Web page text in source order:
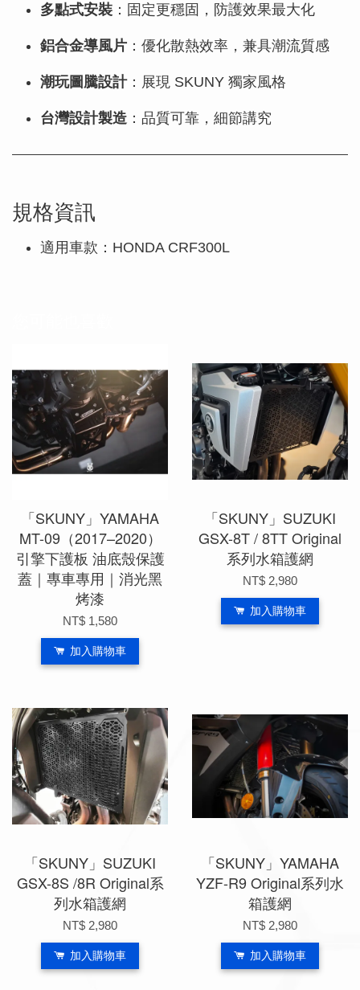
多點式安裝 ：固定更穩固，防護效果最大化
鋁合金導風片 ：優化散熱效率，兼具潮流質感
潮玩圖騰設計：展現 SKUNY 獨家風格
台灣設計製造 ：品質可靠，細節講究
規格資訊
適用車款：HONDA CRF300L
「SKUNY」YAMAHA
MT-09（2017–2020）
引擎下護板 油底殼保護
蓋｜專車專用｜消光黑
烤漆
NT$ 1,580
加入購物車
「SKUNY」SUZUKI
GSX-8T / 8TT Original
系列水箱護網
NT$ 2,980
加入購物車
「SKUNY」SUZUKI
GSX-8S /8R Original系
列水箱護網
NT$ 2,980
加入購物車
「SKUNY」YAMAHA
YZF-R9 Original系列水
箱護網
NT$ 2,980
加入購物車